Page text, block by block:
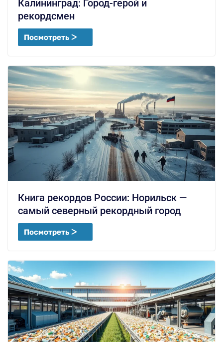
Калининград: Город-герой и
рекордсмен
Посмотреть ᐳ
Книга рекордов России: Норильск —
самый северный рекордный город
Посмотреть ᐳ